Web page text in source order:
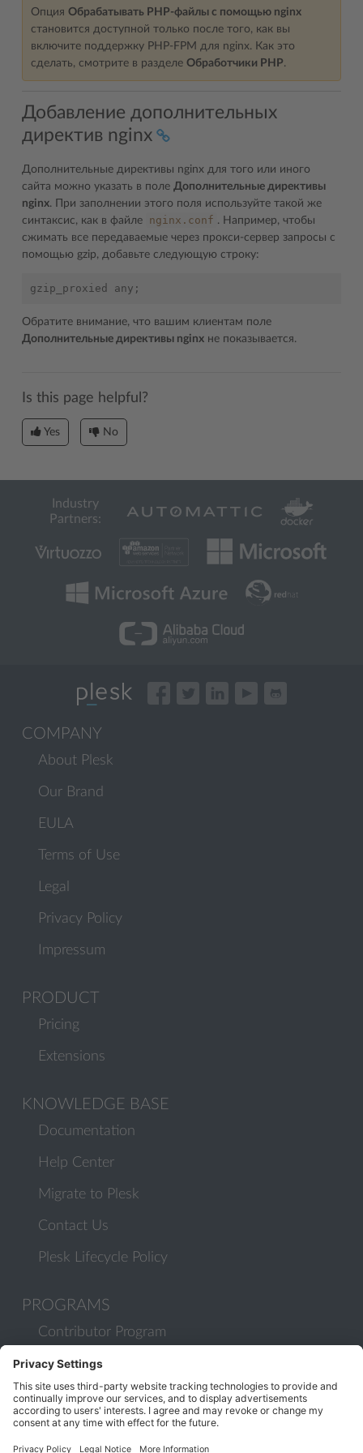
Опция Обрабатывать PHP-файлы с помощью nginx
становится доступной только после того, как вы
включите поддержку PHP-FPM для nginx. Как это
сделать, смотрите в разделе Обработчики PHP.
Добавление дополнительных
директив nginx
Дополнительные директивы nginx для того или иного
сайта можно указать в поле Дополнительные директивы
nginx. При заполнении этого поля используйте такой же
синтаксис, как в файле
nginx.conf . Например, чтобы
сжимать все передаваемые через прокси-сервер запросы с
помощью gzip, добавьте следующую строку:
gzip_proxied any ;
Обратите внимание, что вашим клиентам поле
Дополнительные директивы nginx не показывается.
Is this page helpful?
Yes No
Industry
Partners:
COMPANY
About Plesk
Our Brand
EULA
Terms of Use
Legal
Privacy Policy
Impressum
PRODUCT
Pricing
Extensions
KNOWLEDGE BASE
Documentation
Help Center
Migrate to Plesk
Contact Us
Plesk Lifecycle Policy
PROGRAMS
Contributor Program
Partner Program
COMMUNITY